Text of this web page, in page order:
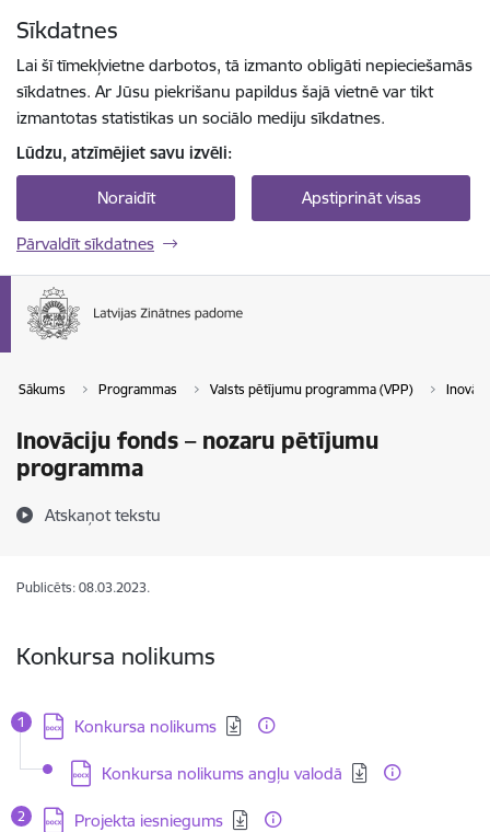
Sīkdatnes
Lai šī tīmekļvietne darbotos, tā izmanto obligāti nepieciešamās
sīkdatnes. Ar Jūsu piekrišanu papildus šajā vietnē var tikt
izmantotas statistikas un sociālo mediju sīkdatnes.
Lūdzu, atzīmējiet savu izvēli:
Noraidīt Apstiprināt visas
Pārvaldīt sīkdatnes
Sākums Programmas Valsts pētījumu programma (VPP)
Inovāciju fonds – nozaru pētījumu
programma
Atskaņot tekstu
Publicēts: 08.03.2023.
Konkursa nolikums
Lejupielādēt:
Konkursa nolikums
Lejupielādēt:
Konkursa nolikums angļu valodā
Lejupielādēt:
Projekta iesniegums